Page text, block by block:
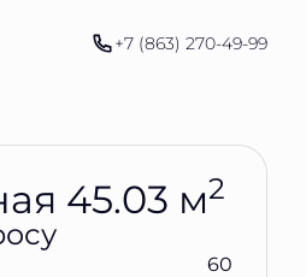
+7 (863) 270-49-99
Узнать цену
45.03 м2
60